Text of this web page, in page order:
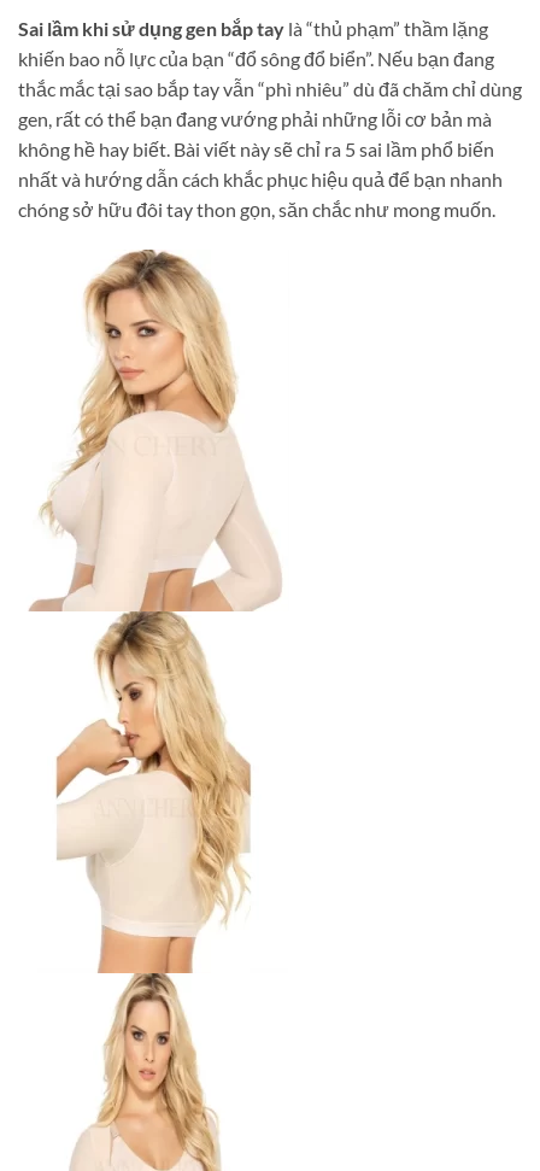
Sai lầm khi sử dụng gen bắp tay là “thủ phạm” thầm lặng
khiến bao nỗ lực của bạn “đổ sông đổ biển”. Nếu bạn đang
thắc mắc tại sao bắp tay vẫn “phì nhiêu” dù đã chăm chỉ dùng
gen, rất có thể bạn đang vướng phải những lỗi cơ bản mà
không hề hay biết. Bài viết này sẽ chỉ ra 5 sai lầm phổ biến
nhất và hướng dẫn cách khắc phục hiệu quả để bạn nhanh
chóng sở hữu đôi tay thon gọn, săn chắc như mong muốn.